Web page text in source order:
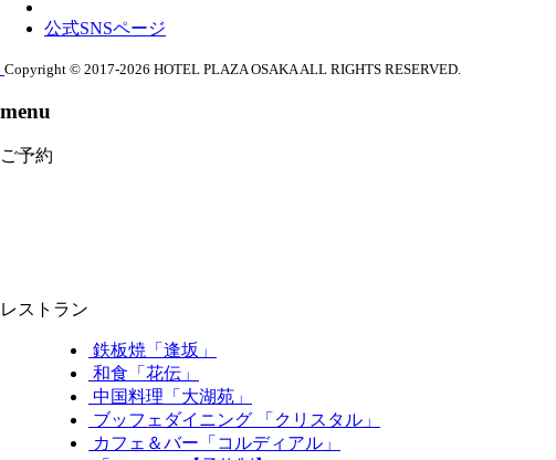
公式SNSページ
Copyright © 2017-2026 HOTEL PLAZA OSAKA ALL RIGHTS RESERVED.
menu
ご予約
レストラン
鉄板焼「逢坂」
和食「花伝」
中国料理「大湖苑」
ブッフェダイニング 「クリスタル」
カフェ＆バー「コルディアル」